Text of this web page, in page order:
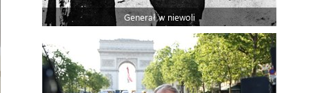
Generał w niewoli